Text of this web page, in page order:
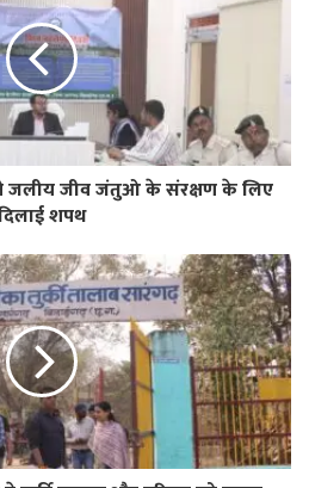
जलीय जीव जंतुओ के संरक्षण के लिए
शपथ